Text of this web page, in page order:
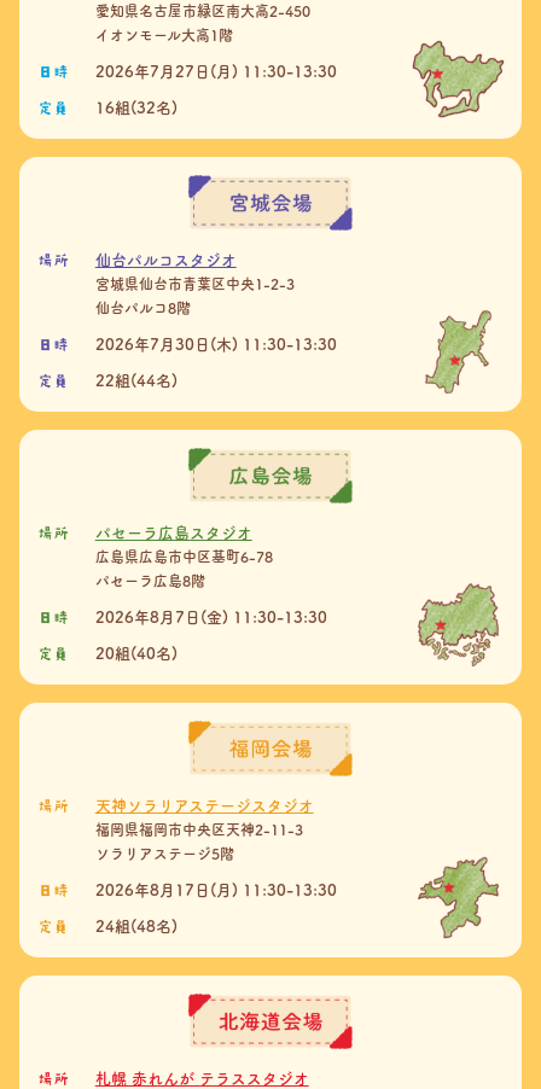
愛知県名古屋市緑区南大高2-450
イオンモール大高1階
日時 2026年7月27日(月) 11:30-13:30
定員 16組(32名)
場所 仙台パルコスタジオ
宮城県仙台市青葉区中央1-2-3
仙台パルコ8階
日時 2026年7月30日(木) 11:30-13:30
定員 22組(44名)
場所 パセーラ広島スタジオ
広島県広島市中区基町6-78
パセーラ広島8階
日時 2026年8月7日(金) 11:30-13:30
定員 20組(40名)
場所 天神ソラリアステージスタジオ
福岡県福岡市中央区天神2-11-3
ソラリアステージ5階
日時 2026年8月17日(月) 11:30-13:30
定員 24組(48名)
場所 札幌 赤れんが テラススタジオ